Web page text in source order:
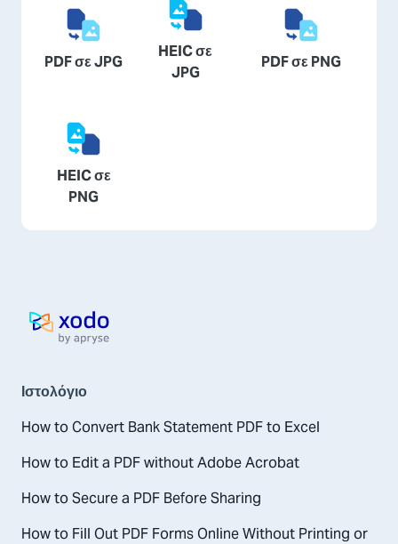
PDF σε JPG
HEIC σε
JPG
PDF σε PNG
HEIC σε
PNG
Αρχική σελίδα
Ιστολόγιο
How to Convert Bank Statement PDF to Excel
How to Edit a PDF without Adobe Acrobat
How to Secure a PDF Before Sharing
How to Fill Out PDF Forms Online Without Printing or